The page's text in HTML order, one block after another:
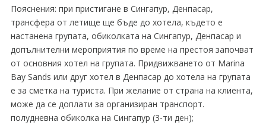
Пояснения: при пристигане в Сингапур, Денпасар,
трансфера от летище ще бъде до хотела, където е
настанена групата, обиколката на Сингапур, Денпасар и
допълнителни мероприятия по време на престоя започват
от основния хотел на групата. Придвижването от Marina
Bay Sands или друг хотел в Денпасар до хотела на групата
е за сметка на туриста. При желание от страна на клиента,
може да се доплати за организиран транспорт.
полудневна обиколка на Сингапур (3-ти ден);